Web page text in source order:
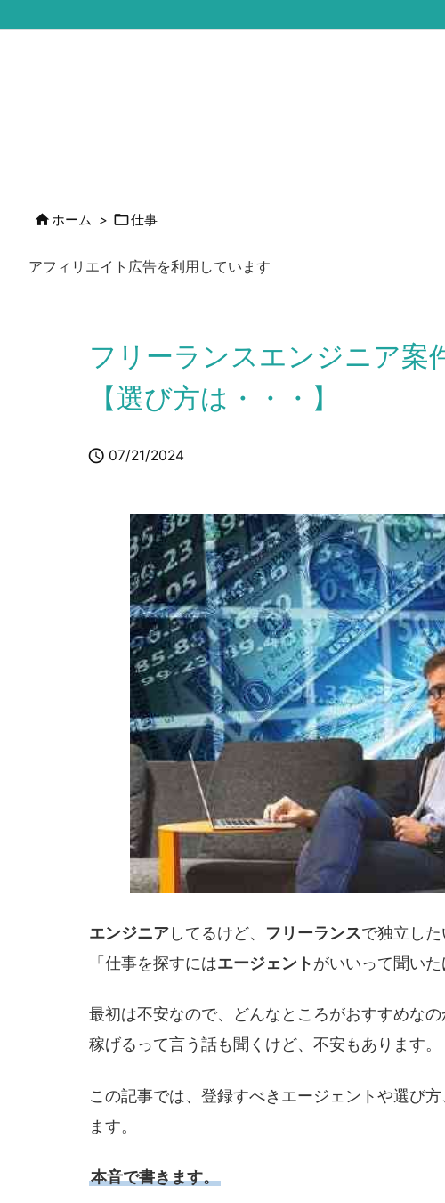
ホーム > 仕事
アフィリエイト広告を利用しています
フリーランスエンジニア案
【選び方は・・・】
 07/21/2024
エンジニアしてるけど、 フリーランスで独立した
「仕事を探すにはエージェントがいいって聞いた
最初は不安なので、どんなところがおすすめなの
稼げるって言う話も聞くけど、不安もあります。
この記事では、登録すべきエージェントや選び
ます。
本音で書きます。